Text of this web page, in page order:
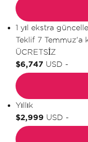
1 yıl ekstra
Teklif 7 Temmuz'a
ÜCRETSİZ
$6,747 USD -
Yıllık
$2,999 USD -